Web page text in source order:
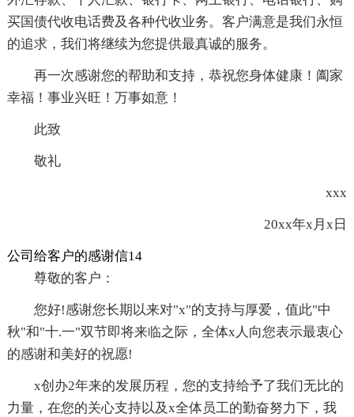
买国债代收电话费及各种代收业务。客户满意是我们永恒
的追求，我们将继续为您提供最真诚的服务。
再一次感谢您的帮助和支持，恭祝您身体健康！阖家
幸福！事业兴旺！万事如意！
此致
敬礼
xxx
20xx年x月x日
公司给客户的感谢信14
尊敬的客户：
您好!感谢您长期以来对"x"的支持与厚爱，值此"中
秋"和"十.一"双节即将来临之际，全体x人向您表示最衷心
的感谢和美好的祝愿!
x创办2年来的发展历程，您的支持给予了我们无比的
力量，在您的关心支持以及x全体员工的勤奋努力下，我